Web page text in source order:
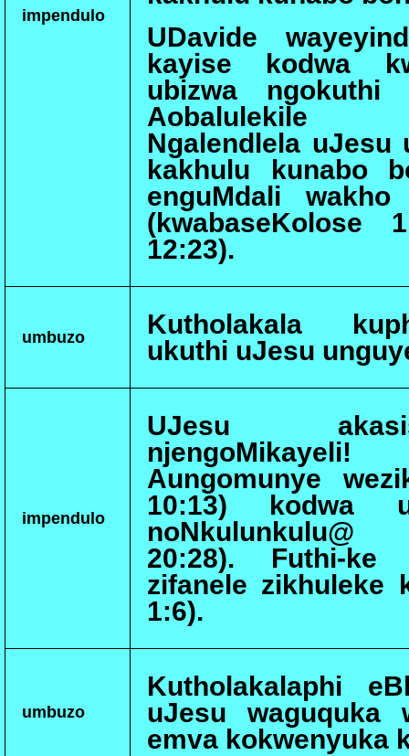
impendulo
UDavide
kayise kodwa
ubizwa ngokuthi
Aobalulekile
Ngalendlela uJesu
kakhulu kunabo
enguMdali
(kwabaseKolose
12:23).
umbuzo
Kutholakala
ukuthi uJesu
impendulo
UJesu
Aungomunye
10:13) kodwa
noNkulunkulu@
20:28). Futhi-ke
zifanele zikhuleke
1:6).
umbuzo
Kutholakalaphi
uJesu waguquka
emva kokwenyuka